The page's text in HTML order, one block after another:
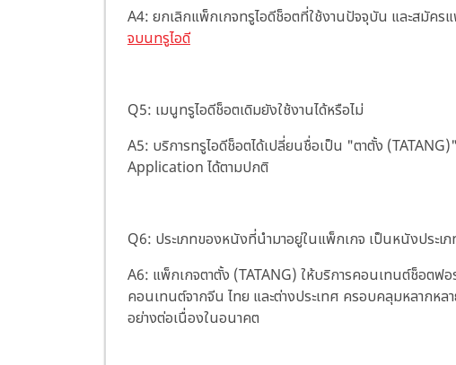
A4: ยกเลิกแพ็กเกจทรูไอดีช็อตที่ใช้งานปัจจุบัน และสมัคร
จบนทรูไอดี
Q5: เมนูทรูไอดีช็อตเดิมยังใช้งานได้หรือไม่
A5: บริการทรูไอดีช็อตได้เปลี่ยนชื่อเป็น "ตาตั้ง
Application ได้ตามปกติ
Q6: ประเภทของหนังที่นำมาอยู่ในแพ็กเกจ เป็นหนังประเภ
A6: แพ็กเกจตาตั้ง (TATANG) ให้บริการคอนเทนต์ช็อต
คอนเทนต์จากจีน ไทย และต่างประเทศ ครอบคลุมหลาก
อย่างต่อเนื่องในอนาคต